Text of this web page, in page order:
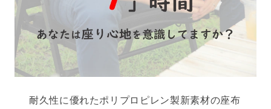
耐久性に優れたポリプロピレン製新素材の座布